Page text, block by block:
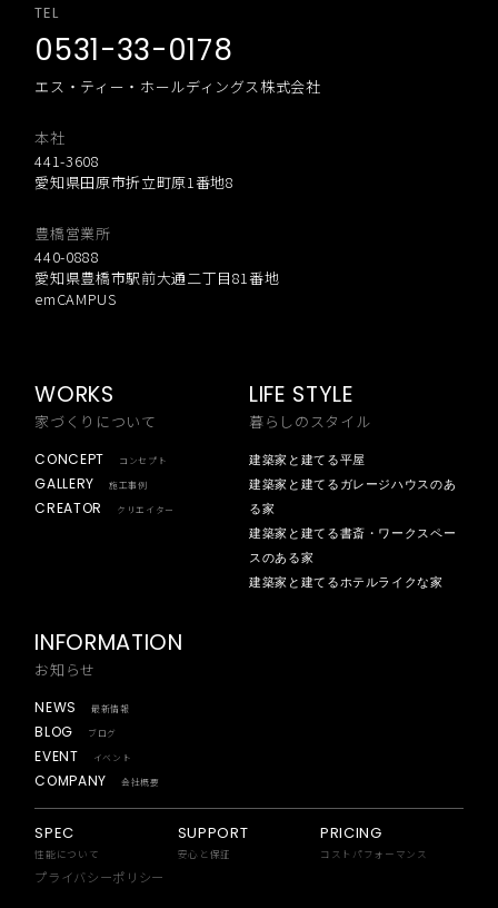
TEL
0531-33-0178
エス・ティー・ホールディングス株式会社
本社
441-3608
愛知県田原市折立町原1番地8
豊橋営業所
440-0888
愛知県豊橋市駅前大通二丁目81番地
emCAMPUS
WORKS
家づくりについて
CONCEPT コンセプト
GALLERY 施工事例
CREATOR クリエイター
LIFE STYLE
暮らしのスタイル
建築家と建てる平屋
建築家と建てるガレージハウスのあ
る家
建築家と建てる書斎・ワークスペー
スのある家
建築家と建てるホテルライクな家
INFORMATION
お知らせ
NEWS 最新情報
BLOG ブログ
EVENT イベント
COMPANY 会社概要
SPEC
性能について
SUPPORT
安心と保証
PRICING
コストパフォーマンス
プライバシーポリシー